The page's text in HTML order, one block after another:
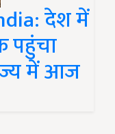
देश में
पहुंचा
में आज